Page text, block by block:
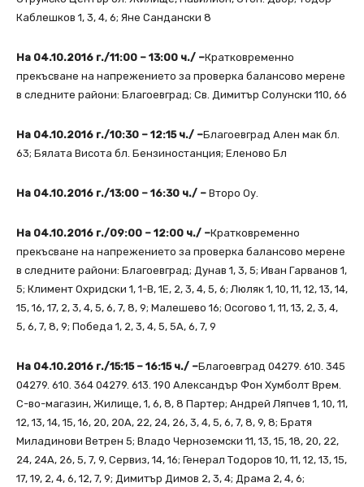
Каблешков 1, 3, 4, 6; Яне Сандански 8
На 04.10.2016 г./11:00 – 13:00 ч./ –Кратковременно
прекъсване на напрежението за проверка балансово мерене
в следните райони: Благоевград; Св. Димитър Солунски 110, 66
На 04.10.2016 г./10:30 – 12:15 ч./ –Благоевград Ален мак бл.
63; Бялата Висота бл. Бензиностанция; Еленово Бл
На 04.10.2016 г./13:00 – 16:30 ч./ – Второ Оу.
На 04.10.2016 г./09:00 – 12:00 ч./ –Кратковременно
прекъсване на напрежението за проверка балансово мерене
в следните райони: Благоевград; Дунав 1, 3, 5; Иван Гарванов 1,
5; Климент Охридски 1, 1-В, 1Е, 2, 3, 4, 5, 6; Люляк 1, 10, 11, 12, 13, 14,
15, 16, 17, 2, 3, 4, 5, 6, 7, 8, 9; Малешево 16; Осогово 1, 11, 13, 2, 3, 4,
5, 6, 7, 8, 9; Победа 1, 2, 3, 4, 5, 5А, 6, 7, 9
На 04.10.2016 г./15:15 – 16:15 ч./ –Благоевград 04279. 610. 345
04279. 610. 364 04279. 613. 190 Александър Фон Хумболт Врем.
С-во-магазин, Жилище, 1, 6, 8, 8 Партер; Андрей Ляпчев 1, 10, 11,
12, 13, 14, 15, 16, 20, 20А, 22, 24, 26, 3, 4, 5, 6, 7, 8, 9, 8; Братя
Миладинови Ветрен 5; Владо Черноземски 11, 13, 15, 18, 20, 22,
24, 24А, 26, 5, 7, 9, Сервиз, 14, 16; Генерал Тодоров 10, 11, 12, 13, 15,
17, 19, 2, 4, 6, 12, 7, 9; Димитър Димов 2, 3, 4; Драма 2, 4, 6;